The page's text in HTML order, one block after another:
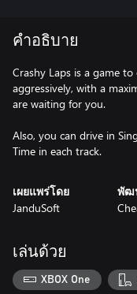
คำอธิบาย
Crashy Laps is a game
aggressively, with a
are waiting for you.
Also, you can drive in
Time in each track.
เผยแพร่โดย
JanduSoft
พัฒ
เล่นด้วย
XBOX One